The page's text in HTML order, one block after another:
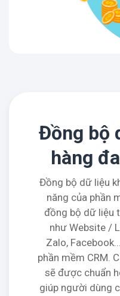
Đồng bộ
hàng
Đồng bộ dữ liệu
năng của phần
đồng bộ dữ liệu
như Website /
Zalo,
phần mềm CRM.
sẽ được chuẩn
giúp người dùng